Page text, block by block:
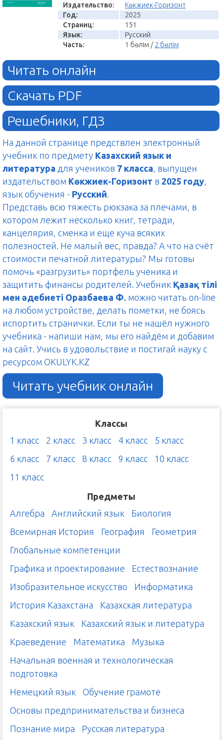
Издательство:
Көкжиек-Горизонт
Год:
2025
Страниц:
151
Язык:
Русский
Часть:
1 бөлім / 2 бөлім
Читать онлайн
Скачать PDF
Решебники, ГДЗ
На данной странице предствлен электронный
учебник по предмету Казахский язык и
литература для учеников 7 класса, выпущен
издательством Көкжиек-Горизонт в 2025 году,
язык обучения - Русский.
Представь всю тяжесть рюкзака за плечами, в
котором лежит несколько книг, тетради,
канцелярия, сменка и еще куча всяких
полезностей. Не малый вес, правда? А что на счёт
стоимости печатной литературы? Мы готовы
помочь «разгрузить» портфель ученика и
защитить финансы родителей. Учебник Қазақ тілі
мен әдебиеті Оразбаева Ф. можно читать on-line
на любом устройстве, делать пометки, не боясь
испортить странички. Если ты не нашёл нужного
учебника - напиши нам, мы его найдём и добавим
на сайт. Учись в удовольствие и постигай науку с
ресурсом OKULYK.KZ
Читать учебник онлайн
Классы
1 класс
2 класс 3 класс 4 класс
5 класс
6 класс
7 класс 8 класс 9 класс
10 класс
11 класс
Предметы
Алгебра
Английский язык
Биология
Всемирная История
География
Геометрия
Глобальные компетенции
Графика и проектирование
Естествознание
Изобразительное искусство
Информатика
История Казахстана
Казахская литература
Казахский язык
Казахский язык и литература
Краеведение
Математика
Музыка
Начальная военная и технологическая
подготовка
Немецкий язык
Обучение грамоте
Основы предпринимательства и бизнеса
Познание мира
Русская литература